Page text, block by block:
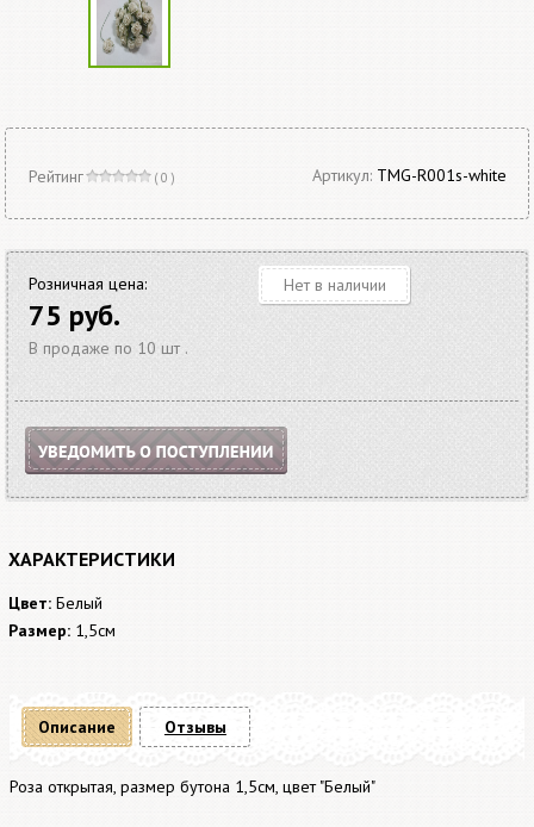
Рейтинг ( 0 ) Артикул: TMG-R001s-white
Розничная цена:
75 руб.
В продаже по 10 шт .
Нет в наличии
ХАРАКТЕРИСТИКИ
Цвет: Белый
Размер: 1,5см
Описание
Роза открытая, размер бутона 1,5см, цвет "Белый"
Отзывы